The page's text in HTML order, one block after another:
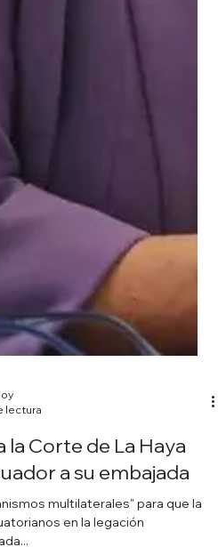
lectura
Corte de La Haya